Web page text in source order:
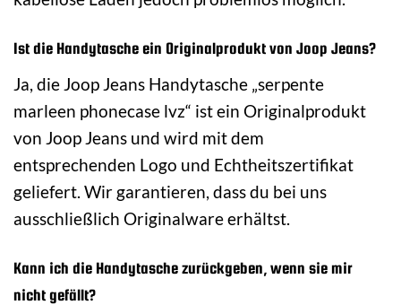
Ist die Handytasche ein Originalprodukt von Joop Jeans?
Ja, die Joop Jeans Handytasche „serpente
marleen phonecase lvz“ ist ein Originalprodukt
von Joop Jeans und wird mit dem
entsprechenden Logo und Echtheitszertifikat
geliefert. Wir garantieren, dass du bei uns
ausschließlich Originalware erhältst.
Kann ich die Handytasche zurückgeben, wenn sie mir
nicht gefällt?